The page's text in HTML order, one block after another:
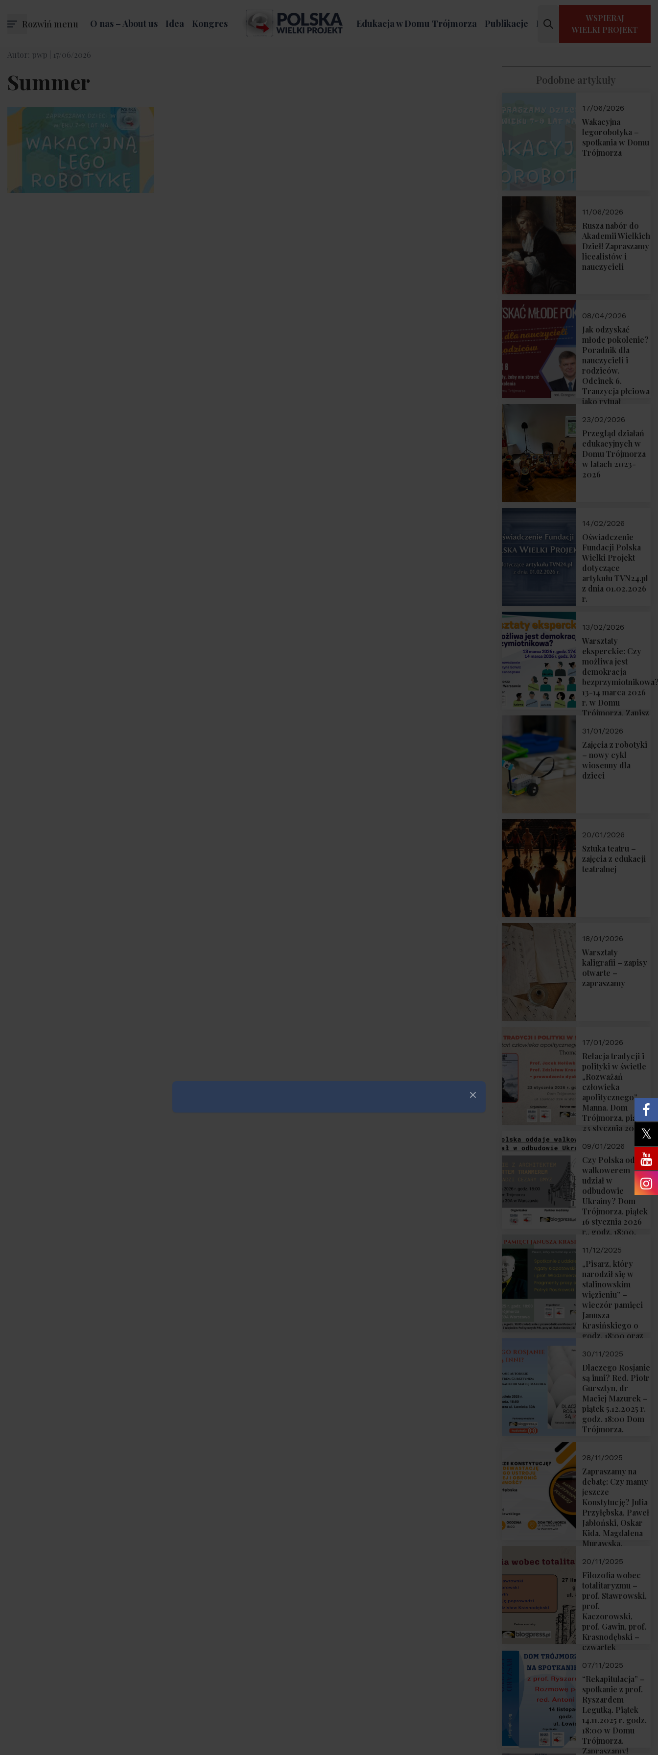
Rozwiń menu O nas – About us Idea Kongres Edukacja w Domu Trójmorza Publikacje Kontakt
WSPIERAJ
WIELKI PROJEKT
Autor: pwp | 17/06/2026
Summer Podobne artykuły
17/06/2026
Wakacyjna
legorobotyka –
spotkania w Domu
Trójmorza
11/06/2026
Rusza nabór do
Akademii Wielkich
Dzieł! Zapraszamy
licealistów i
nauczycieli
08/04/2026
Jak odzyskać
młode pokolenie?
Poradnik dla
nauczycieli i
rodziców.
Odcinek 6.
Tranzycja płciowa
jako rytuał
Rozmawiają red.
Grzegorz Górny i
prof. Michał
Łuczewski
23/02/2026
Przegląd działań
edukacyjnych w
Domu Trójmorza
w latach 2023-
2026
14/02/2026
Oświadczenie
Fundacji Polska
Wielki Projekt
dotyczące
artykułu TVN24.pl
z dnia 01.02.2026
r.
13/02/2026
Warsztaty
eksperckie: Czy
możliwa jest
demokracja
13-14 marca 2026
r. w Domu
Trójmorza. Zapisz
31/01/2026
Zajęcia z robotyki
– nowy cykl
wiosenny dla
dzieci
20/01/2026
Sztuka teatru –
zajęcia z edukacji
teatralnej
18/01/2026
Warsztaty
kaligrafii – zapisy
otwarte –
zapraszamy
17/01/2026
Relacja tradycji i
polityki w świetle
„Rozważań
człowieka
apolitycznego”
Manna. Dom
Trójmorza, piątek
23 stycznia 2026
Zapraszamy!
09/01/2026
Czy Polska oddaje
walkowerem
udział w
odbudowie
Ukrainy? Dom
Trójmorza, piątek
16 stycznia 2026
r., godz. 18:00.
11/12/2025
„Pisarz, który
narodził się w
stalinowskim
więzieniu” –
wieczór pamięci
Janusza
Krasińskiego o
godz. 18:00 oraz
Muzeum
Żołnierzy
Wyklętych i
Więźniów
Politycznych PRL
o godz. 16:00 – 19
grudnia 2025 r.
30/11/2025
Dlaczego Rosjanie
są inni? Red. Piotr
Gursztyn, dr
Maciej Mazurek –
piątek 5.12.2025 r.
godz. 18:00 Dom
Trójmorza.
28/11/2025
Zapraszamy na
debatę: Czy mamy
jeszcze
Konstytucję? Julia
Przyłębska, Paweł
Jabłoński, Oskar
Kida, Magdalena
Murawska,
Sobolewski – 4
grudnia 2025 r.
godz. 18:00.
20/11/2025
Filozofia wobec
totalitaryzmu –
prof. Stawrowski,
prof.
Kaczorowski,
prof. Gawin, prof.
Krasnodębski –
czwartek
18:00
07/11/2025
“Rekapitulacja” –
spotkanie z prof.
Ryszardem
Legutką. Piątek
14.11.2025 r. godz.
18:00 w Domu
Trójmorza.
Zapraszamy!
Zamknij